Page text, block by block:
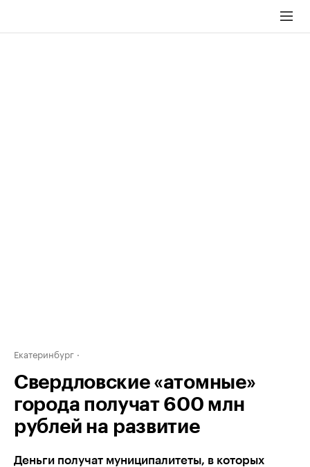
Екатеринбург
Свердловские «атомные»
города получат 600 млн
рублей на развитие
Деньги получат муниципалитеты, в которых